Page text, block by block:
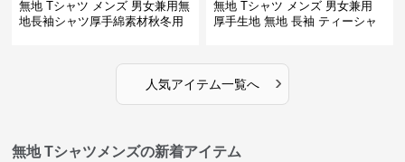
無地 Tシャツ メンズ 男女兼用無
地長袖シャツ厚手綿素材秋冬用
無地 Tシャツ メンズ 男女兼用
厚手生地 無地 長袖 ティーシャ
人気アイテム一覧へ ›
無地 Tシャツメンズの新着アイテム